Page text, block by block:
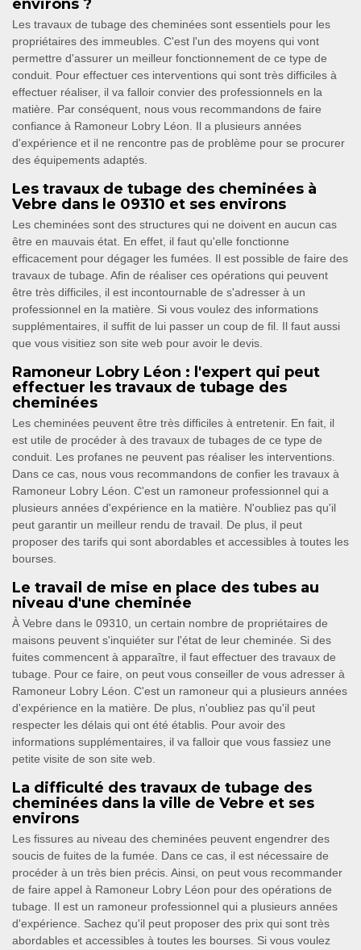
environs ?
Les travaux de tubage des cheminées sont essentiels pour les
propriétaires des immeubles. C'est l'un des moyens qui vont
permettre d'assurer un meilleur fonctionnement de ce type de
conduit. Pour effectuer ces interventions qui sont très difficiles à
effectuer réaliser, il va falloir convier des professionnels en la
matière. Par conséquent, nous vous recommandons de faire
confiance à Ramoneur Lobry Léon. Il a plusieurs années
d'expérience et il ne rencontre pas de problème pour se procurer
des équipements adaptés.
Les travaux de tubage des cheminées à
Vebre dans le 09310 et ses environs
Les cheminées sont des structures qui ne doivent en aucun cas
être en mauvais état. En effet, il faut qu'elle fonctionne
efficacement pour dégager les fumées. Il est possible de faire des
travaux de tubage. Afin de réaliser ces opérations qui peuvent
être très difficiles, il est incontournable de s'adresser à un
professionnel en la matière. Si vous voulez des informations
supplémentaires, il suffit de lui passer un coup de fil. Il faut aussi
que vous visitiez son site web pour avoir le devis.
Ramoneur Lobry Léon : l'expert qui peut
effectuer les travaux de tubage des
cheminées
Les cheminées peuvent être très difficiles à entretenir. En fait, il
est utile de procéder à des travaux de tubages de ce type de
conduit. Les profanes ne peuvent pas réaliser les interventions.
Dans ce cas, nous vous recommandons de confier les travaux à
Ramoneur Lobry Léon. C'est un ramoneur professionnel qui a
plusieurs années d'expérience en la matière. N'oubliez pas qu'il
peut garantir un meilleur rendu de travail. De plus, il peut
proposer des tarifs qui sont abordables et accessibles à toutes les
bourses.
Le travail de mise en place des tubes au
niveau d'une cheminée
À Vebre dans le 09310, un certain nombre de propriétaires de
maisons peuvent s'inquiéter sur l'état de leur cheminée. Si des
fuites commencent à apparaître, il faut effectuer des travaux de
tubage. Pour ce faire, on peut vous conseiller de vous adresser à
Ramoneur Lobry Léon. C'est un ramoneur qui a plusieurs années
d'expérience en la matière. De plus, n'oubliez pas qu'il peut
respecter les délais qui ont été établis. Pour avoir des
informations supplémentaires, il va falloir que vous fassiez une
petite visite de son site web.
La difficulté des travaux de tubage des
cheminées dans la ville de Vebre et ses
environs
Les fissures au niveau des cheminées peuvent engendrer des
soucis de fuites de la fumée. Dans ce cas, il est nécessaire de
procéder à un très bien précis. Ainsi, on peut vous recommander
de faire appel à Ramoneur Lobry Léon pour des opérations de
tubage. Il est un ramoneur professionnel qui a plusieurs années
d'expérience. Sachez qu'il peut proposer des prix qui sont très
abordables et accessibles à toutes les bourses. Si vous voulez